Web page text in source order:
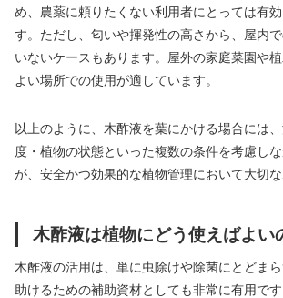
め、農薬に頼りたくない利用者にとっては有
す。ただし、匂いや揮発性の高さから、屋内
いないケースもあります。屋外の家庭菜園や
よい場所での使用が適しています。
以上のように、木酢液を葉にかける場合には
度・植物の状態といった複数の条件を考慮し
が、安全かつ効果的な植物管理において大切な
木酢液は植物にどう使えばよい
木酢液の活用は、単に虫除けや除菌にとどま
助けるための補助資材としても非常に有用で